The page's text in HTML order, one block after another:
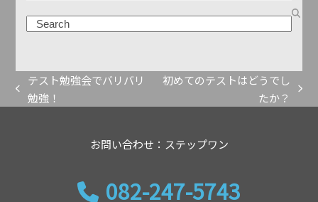
previous
テスト勉強会でバリバリ
勉強！
初めてのテストはどうでし
たか？
お問い合わせ：ステップワン
082-247-5743